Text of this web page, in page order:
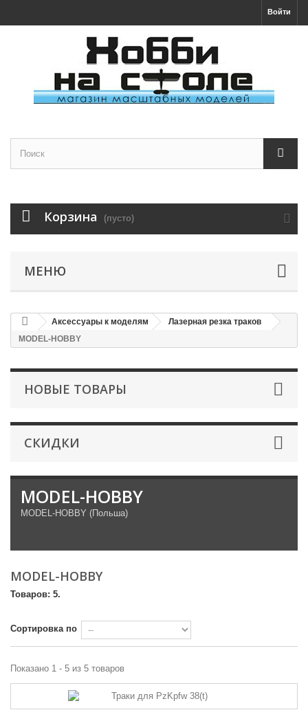
Войти
Корзина (пусто)
МЕНЮ
Аксессуары к моделям
Лазерная резка траков
MODEL-HOBBY
НОВЫЕ ТОВАРЫ
СКИДКИ
MODEL-HOBBY
MODEL-HOBBY (Польша)
MODEL-HOBBY
Товаров: 5.
Сортировка по
Показано 1 - 5 из 5 товаров